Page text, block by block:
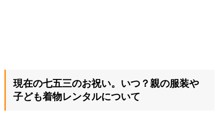
現在の七五三のお祝い。いつ？親の服装や
子ども着物レンタルについて